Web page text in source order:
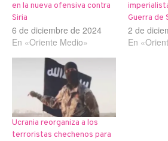
en la nueva ofensiva contra
Siria
6 de diciembre de 2024
En «Oriente Medio»
Guerra de
2 de
En
Ucrania reorganiza a los
terroristas chechenos para